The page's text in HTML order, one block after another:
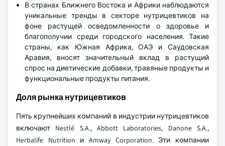
В странах Ближнего Востока и Африки наблюдаются
уникальные тренды в секторе нутрицевтиков на
фоне растущей осведомленности о здоровье и
благополучии среди городского населения. Такие
страны, как Южная Африка, ОАЭ и Саудовская
Аравия, вносят значительный вклад в растущий
спрос на диетические добавки, травяные продукты и
функциональные продукты питания.
Доля рынка нутрицевтиков
Пять крупнейших компаний в индустрии нутрицевтиков
включают Nestlé S.A., Abbott Laboratories, Danone S.A.,
Herbalife Nutrition и Amway Corporation. Эти компании